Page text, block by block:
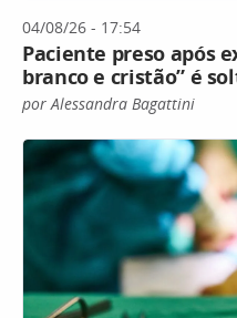
04/08/26 - 17:54
Paciente preso após
branco e cristão” é
por Alessandra Bagattini